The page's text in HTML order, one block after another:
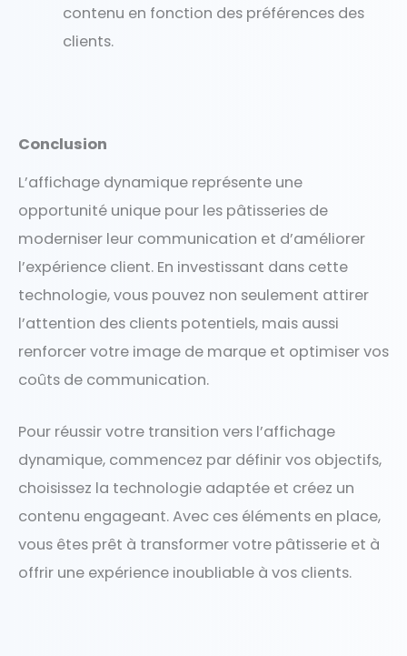
contenu en fonction des préférences des
clients.
Conclusion
L’affichage dynamique représente une
opportunité unique pour les pâtisseries de
moderniser leur communication et d’améliorer
l’expérience client. En investissant dans cette
technologie, vous pouvez non seulement attirer
l’attention des clients potentiels, mais aussi
renforcer votre image de marque et optimiser vos
coûts de communication.
Pour réussir votre transition vers l’affichage
dynamique, commencez par définir vos objectifs,
choisissez la technologie adaptée et créez un
contenu engageant. Avec ces éléments en place,
vous êtes prêt à transformer votre pâtisserie et à
offrir une expérience inoubliable à vos clients.